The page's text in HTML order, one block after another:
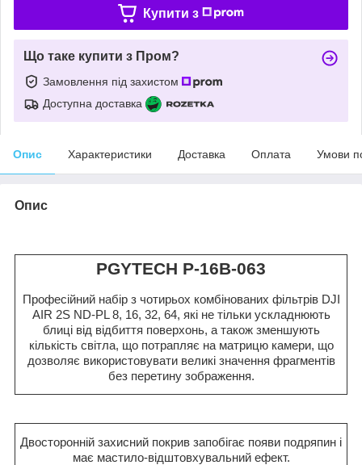
Купити з
Що таке купити з Пром?
Замовлення під захистом
Доступна доставка
Опис Характеристики Доставка Оплата Умови
Опис
PGYTECH P-16B-063
Професійний набір з чотирьох комбінованих фільтрів DJI
AIR 2S ND-PL 8, 16, 32, 64, які не тільки ускладнюють
блиці від відбиття поверхонь, а також зменшують
кількість світла, що потрапляє на матрицю камери, що
дозволяє використовувати великі значення фрагментів
без перетину зображення.
Двосторонній захисний покрив запобігає появи подряпин і
має мастило-відштовхувальний ефект.